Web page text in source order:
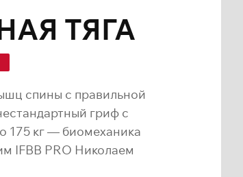
ТЯГА
спины с правильной
гриф с
175 кг — биомеханика
IFBB PRO Николаем